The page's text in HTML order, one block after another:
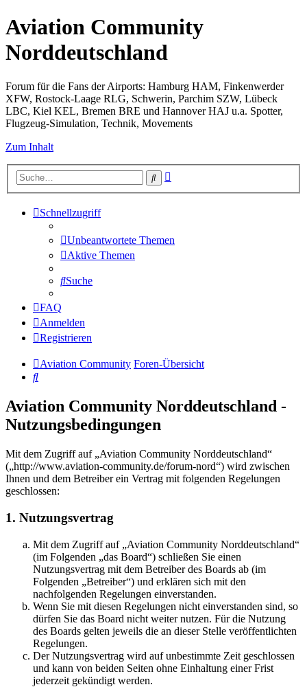
Aviation Community
Norddeutschland
Forum für die Fans der Airports: Hamburg HAM, Finkenwerder
XFW, Rostock-Laage RLG, Schwerin, Parchim SZW, Lübeck
LBC, Kiel KEL, Bremen BRE und Hannover HAJ u.a. Spotter,
Flugzeug-Simulation, Technik, Movements
Zum Inhalt
Suche
Schnellzugriff
Unbeantwortete Themen
Aktive Themen
Suche
FAQ
Anmelden
Registrieren
Aviation Community Foren-Übersicht
Suche
Aviation Community Norddeutschland -
Nutzungsbedingungen
Mit dem Zugriff auf „Aviation Community Norddeutschland“
(„http://www.aviation-community.de/forum-nord“) wird zwischen
Ihnen und dem Betreiber ein Vertrag mit folgenden Regelungen
geschlossen:
1. Nutzungsvertrag
Mit dem Zugriff auf „Aviation Community Norddeutschland“
(im Folgenden „das Board“) schließen Sie einen
Nutzungsvertrag mit dem Betreiber des Boards ab (im
Folgenden „Betreiber“) und erklären sich mit den
nachfolgenden Regelungen einverstanden.
Wenn Sie mit diesen Regelungen nicht einverstanden sind, so
dürfen Sie das Board nicht weiter nutzen. Für die Nutzung
des Boards gelten jeweils die an dieser Stelle veröffentlichten
Regelungen.
Der Nutzungsvertrag wird auf unbestimmte Zeit geschlossen
und kann von beiden Seiten ohne Einhaltung einer Frist
jederzeit gekündigt werden.